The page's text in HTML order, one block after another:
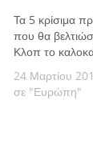
Τα 5 κρίσιμα
που θα
Κλοπ το
24 Μαρτίου
σε "Ευρώπη"